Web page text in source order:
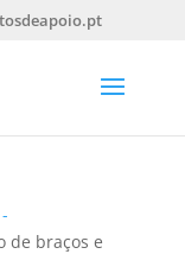
de braços e